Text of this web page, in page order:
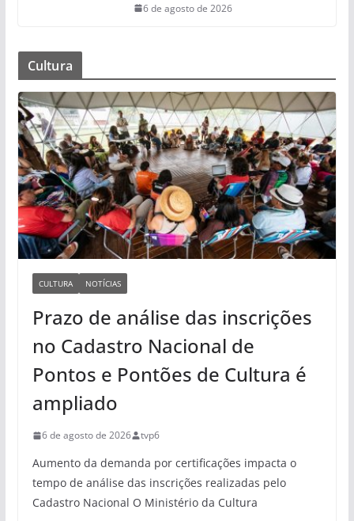
6 de agosto de 2026
Cultura
CULTURA NOTÍCIAS
Prazo de análise das inscrições
no Cadastro Nacional de
Pontos e Pontões de Cultura é
ampliado
6 de agosto de 2026 tvp6
Aumento da demanda por certificações impacta o
tempo de análise das inscrições realizadas pelo
Cadastro Nacional O Ministério da Cultura